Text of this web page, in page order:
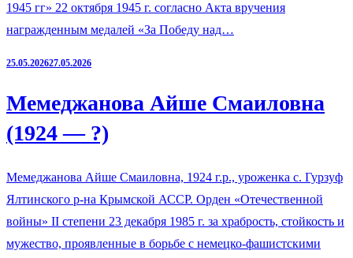
1945 гг» 22 октября 1945 г. согласно Акта вручения
награжденным медалей «За Победу над…
25.05.202627.05.2026
Мемеджанова Айше Смаиловна
(1924 — ?)
Мемеджанова Айше Смаиловна, 1924 г.р., уроженка с. Гурзуф
Ялтинского р-на Крымской АССР. Орден «Отечественной
войны» II степени 23 декабря 1985 г. за храбрость, стойкость и
мужество, проявленные в борьбе с немецко-фашистскими